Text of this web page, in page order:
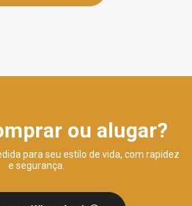
ou alugar?
para seu estilo de vida, com rapidez
e segurança.